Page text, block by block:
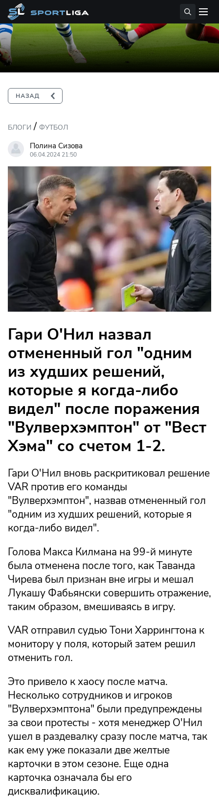
БЛОГИ / ФУТБОЛ
Полина Сизова
06.04.2024 21:50
Гари О'Нил назвал
отмененный гол "одним
из худших решений,
которые я когда-либо
видел" после поражения
"Вулверхэмптон" от "Вест
Хэма" со счетом 1-2.
Гари О'Нил вновь раскритиковал решение
VAR против его команды
"Вулверхэмптон", назвав отмененный гол
"одним из худших решений, которые я
когда-либо видел".
Голова Макса Килмана на 99-й минуте
была отменена после того, как Таванда
Чирева был признан вне игры и мешал
Лукашу Фабьянски совершить отражение,
таким образом, вмешиваясь в игру.
VAR отправил судью Тони Харрингтона к
монитору у поля, который затем решил
отменить гол.
Это привело к хаосу после матча.
Несколько сотрудников и игроков
"Вулверхэмптона" были предупреждены
за свои протесты - хотя менеджер О'Нил
ушел в раздевалку сразу после матча, так
как ему уже показали две желтые
карточки в этом сезоне. Еще одна
карточка означала бы его
дисквалификацию.